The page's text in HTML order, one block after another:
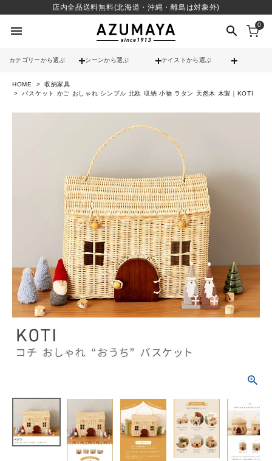
店内全品送料無料(北海道・沖縄・離島は対象外)
menu search 0
カテゴリーから選ぶ シーンから選ぶ テイストから選ぶ
check 送料無料
よくある質問
052-241-3103
schedule
ACCOUNT MENU
meeting_room ログイン person 会員登録
シーンから選ぶ
テイストから選ぶ
HOME
収納家具
バスケット かご おしゃれ シンプル 北欧 収納 小物 ラタン 天然木 木製｜KOTI